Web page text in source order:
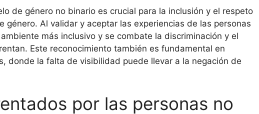
de género no binario es crucial para la inclusión y el respeto
género. Al validar y aceptar las experiencias de las personas
más inclusivo y se combate la discriminación y el
Este reconocimiento también es fundamental en
donde la falta de visibilidad puede llevar a la negación de
por las personas no